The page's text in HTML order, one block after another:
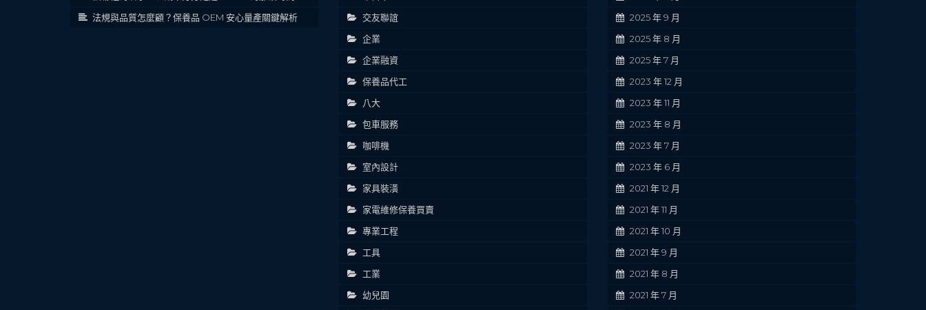
法規與品質怎麼顧？保養品 OEM 安心量產關鍵解析
交友聯誼
企業
企業融資
保養品代工
八大
包車服務
咖啡機
室內設計
家具裝潢
家電維修保養買賣
專業工程
工具
工業
幼兒園
2025 年 9 月
2025 年 8 月
2025 年 7 月
2023 年 12 月
2023 年 11 月
2023 年 8 月
2023 年 7 月
2023 年 6 月
2021 年 12 月
2021 年 11 月
2021 年 10 月
2021 年 9 月
2021 年 8 月
2021 年 7 月